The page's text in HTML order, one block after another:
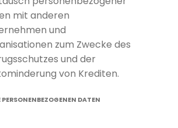
mit anderen
und
zum Zwecke des
und der
von Krediten.
DATEN